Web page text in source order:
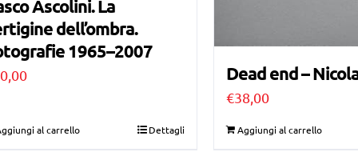
Ascolini. La
dell’ombra.
1965–2007
al carrello Dettagli
Dead end –
€38,00
Aggiungi al carrello